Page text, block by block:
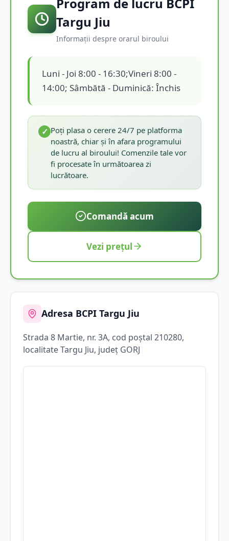
Targu Jiu
Informații despre orarul biroului
Luni - Joi 8:00 - 16:30;Vineri 8:00 -
14:00; Sâmbătă - Duminică: Închis
✓ Poți plasa o cerere 24/7 pe platforma
noastră, chiar și în afara programului
de lucru al biroului! Comenzile tale vor
fi procesate în următoarea zi
lucrătoare.
Comandă acum
Vezi prețul
Adresa BCPI Targu Jiu
Strada 8 Martie, nr. 3A, cod poștal 210280,
localitateTargu Jiu, județ GORJ